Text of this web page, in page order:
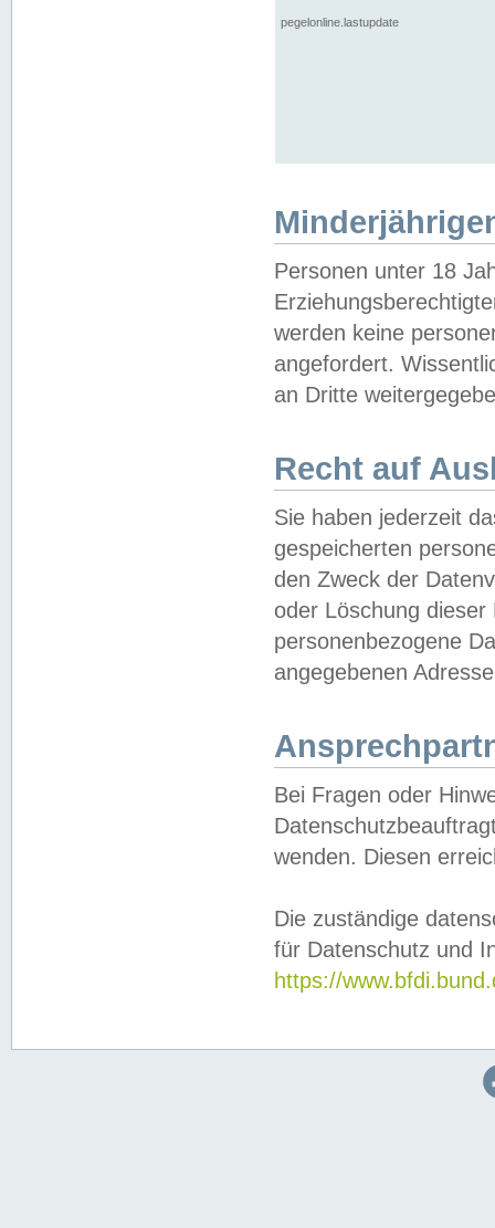
pegelonline.lastupdate
Personen unter 18
werden keine
angefordert.
an Dritte
Recht auf
Sie haben jederzeit
gespeicherten
den Zweck der
oder Löschung
personenbezogene
angegebenen
Bei Fragen oder
wenden. Diesen
Die zuständige
für Datenschutz und
https://